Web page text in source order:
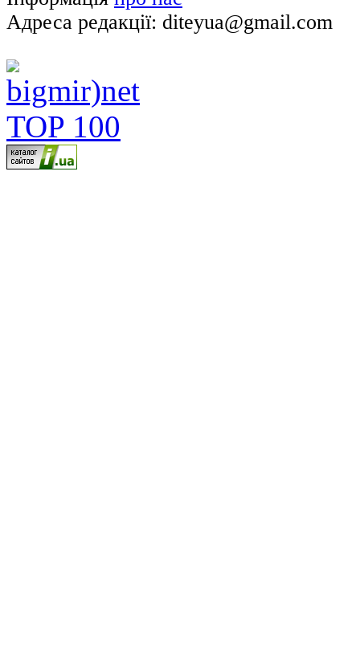
Адреса редакції: diteyua@gmail.com